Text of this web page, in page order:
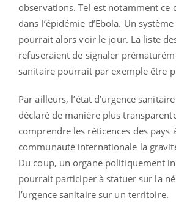
observations. Tel est notamment ce
dans l’épidémie d’Ebola. Un
pourrait alors voir le jour. La liste
refuseraient de signaler
sanitaire pourrait par exemple être
Par ailleurs, l’état d’urgence
déclaré de manière plus
comprendre les réticences des pays
communauté internationale la
Du coup, un organe politiquement
pourrait participer à statuer sur la
l’urgence sanitaire sur un territoire.